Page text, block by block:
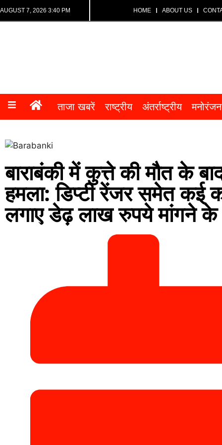
AUGUST 7, 2026 3:40 PM HOME ABOUT US
ताजा खबरें राष्ट्रीय अंतर्राष्ट्रीय मनोरंजन
बाराबंकी में कुत्ते की मौत के
हमला: डिप्टी रेंजर समेत कई
लगाए डेढ़ लाख रुपये मांगने के